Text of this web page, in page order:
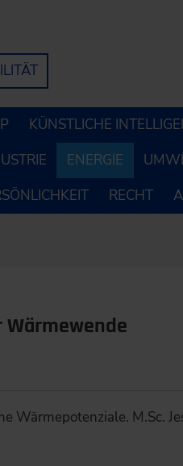
KÜNSTLICHE
ENERGIE
RECHT
Wärmepotenziale. M.Sc.